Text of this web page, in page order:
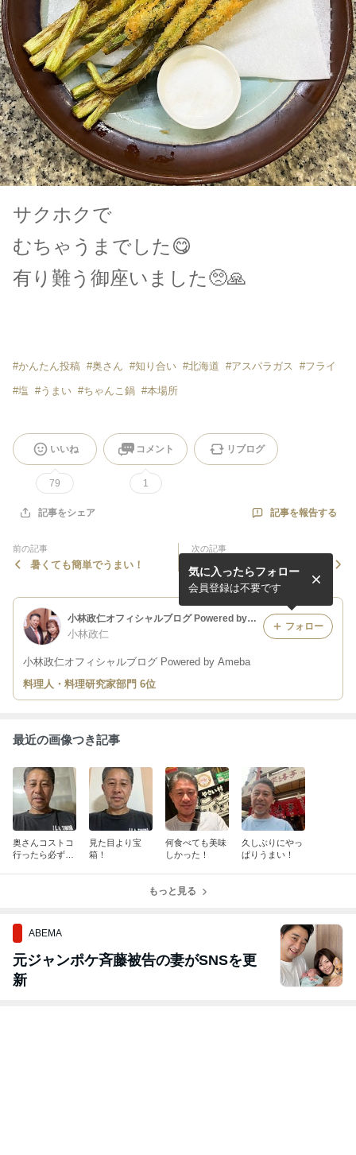
サクホクで
むちゃうまでした😋
有り難う御座いました🥺🙏
#かんたん投稿 #奥さん #知り合い #北海道 #アスパラガス #フライ
#塩 #うまい #ちゃんこ鍋 #本場所
いいね
79
コメント
1
リブログ
記事をシェア 記事を報告する
前の記事
暑くても簡単でうまい！
次の記事
いつも忘れてしまうのです
が！
小林政仁オフィシャルブログ Powered by Ameba
小林政仁
小林政仁オフィシャルブログ Powered by Ameba
気に入ったらフォロー
会員登録は不要です
フォロー
料理人・料理研究家部門 6位
最近の画像つき記事
奥さんコストコ
行ったら必ず買
見た目より宝
箱！
何食べても美味
しかった！
久しぶりにやっ
ぱりうまい！
もっと見る
ABEMA
元ジャンポケ斉藤被告の妻がSNSを更
新